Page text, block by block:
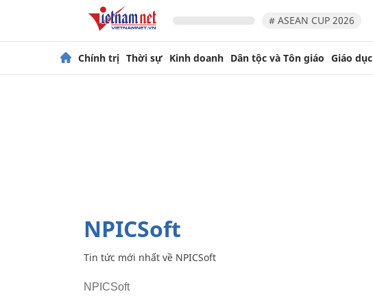
# ASEAN CUP 2026
Chính trị Thời sự Kinh doanh Dân tộc và Tôn giáo Giáo dục
NPICSoft
Tin tức mới nhất về NPICSoft
NPICSoft